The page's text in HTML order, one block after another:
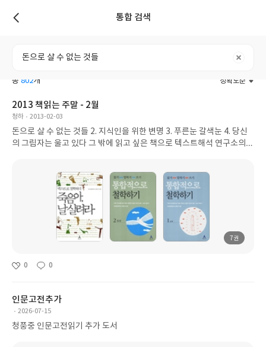
통합 검색
전체 도서 리뷰
총 802개 정확도순
2013 책읽는 주말 - 2월
청하 2013-02-03
돈으로 살 수 없는 것들 2. 지식인을 위한 변명 3. 푸른눈 갈색눈 4. 당신
의 그림자는 울고 있다 그 밖에 읽고 싶은 책으로 텍스트해석 연구소의
7권
0 0
인문고전추가
2026-07-15
청풍중 인문고전읽기 추가 도서